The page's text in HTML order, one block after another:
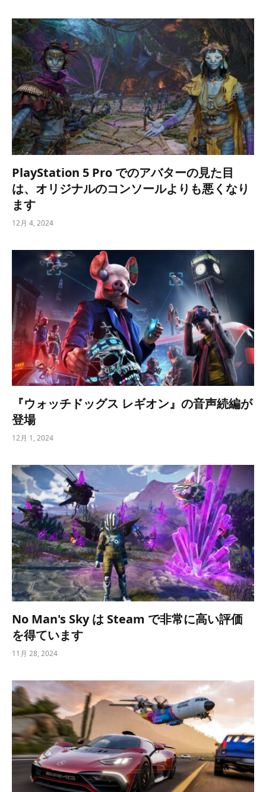
PlayStation 5 Pro でのアバターの見た目
は、オリジナルのコンソールよりも悪くなり
ます
12月 4, 2024
『ウォッチドッグス レギオン』の音声続編が
登場
12月 1, 2024
No Man's Sky は Steam で非常に高い評価
を得ています
11月 28, 2024